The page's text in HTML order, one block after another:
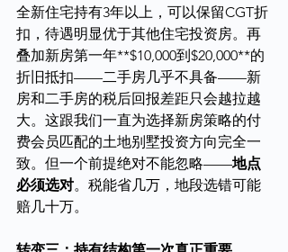
全新住宅持有3年以上，可以保留CGT折
扣，待遇明显优于其他住宅投资房。再
叠加新房第一年**$10,000到$20,000**的
折旧抵扣——二手房几乎不具备——新
房和二手房的税后回报差距只会越拉越
大。这跟我们一直为选择新房策略的付
费会员匹配的土地别墅投资方向完全一
致。但一个前提绝对不能忽略——地点
必须选对。税能省几万，地段选错可能
赔几十万。